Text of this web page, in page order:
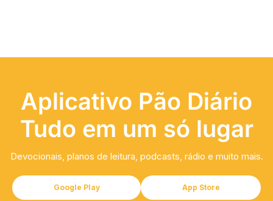
Aplicativo Pão Diário
Tudo em um só lugar
Devocionais, planos de leitura, podcasts, rádio e muito mais.
Google Play App Store